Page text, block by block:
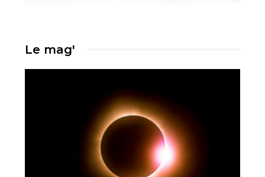
Le mag'